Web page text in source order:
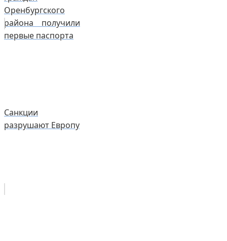
Оренбургского
района получили
первые паспорта
Санкции
разрушают Европу